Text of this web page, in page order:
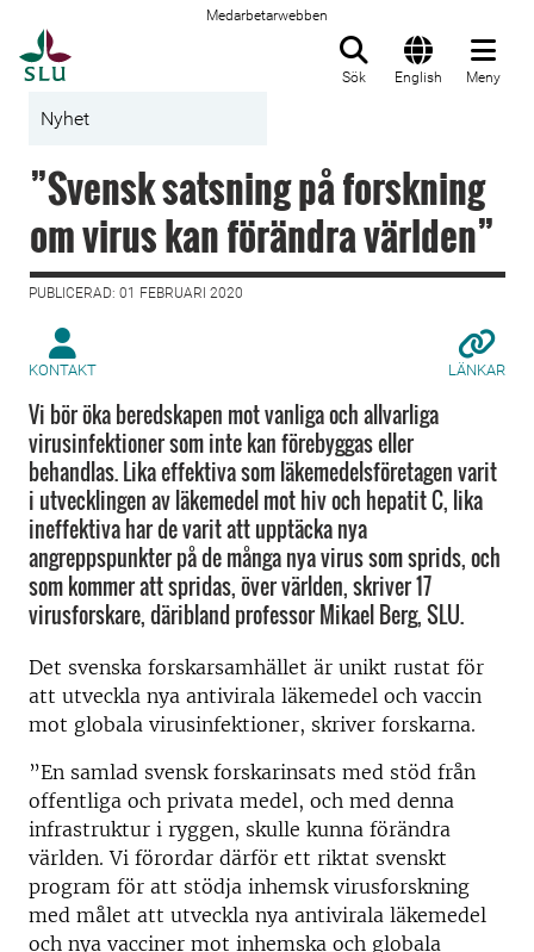
Medarbetarwebben
Sök English Meny
Nyhet
”Svensk satsning på forskning
om virus kan förändra världen”
PUBLICERAD: 01 FEBRUARI 2020
KONTAKT LÄNKAR
Vi bör öka beredskapen mot vanliga och allvarliga
virusinfektioner som inte kan förebyggas eller
behandlas. Lika effektiva som läkemedelsföretagen varit
i utvecklingen av läkemedel mot hiv och hepatit C, lika
ineffektiva har de varit att upptäcka nya
angreppspunkter på de många nya virus som sprids, och
som kommer att spridas, över världen, skriver 17
virusforskare, däribland professor Mikael Berg, SLU.
Det svenska forskarsamhället är unikt rustat för
att utveckla nya antivirala läkemedel och vaccin
mot globala virusinfektioner, skriver forskarna.
”En samlad svensk forskarinsats med stöd från
offentliga och privata medel, och med denna
infrastruktur i ryggen, skulle kunna förändra
världen. Vi förordar därför ett riktat svenskt
program för att stödja inhemsk virusforskning
med målet att utveckla nya antivirala läkemedel
och nya vacciner mot inhemska och globala